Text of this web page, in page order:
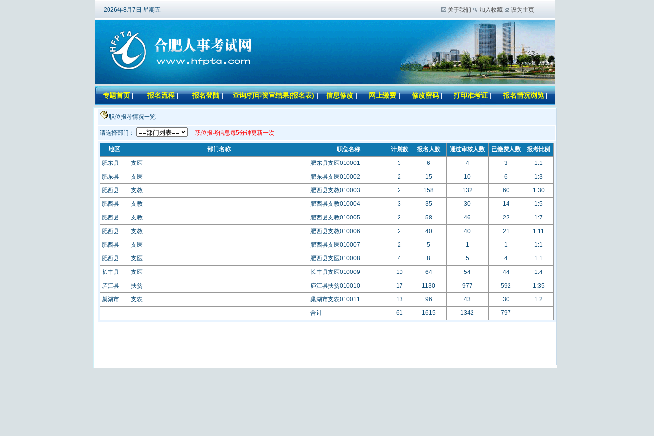
2026年8月7日 星期五 关于我们 加入收藏 设为主页
专题首页 | 报名流程| 报名登陆 | 查询/打印资审结果(报名表)| 信息修改| 网上缴费| 修改密码| 打印准考证 | 报名情况浏览|
职位报考情况一览
请选择部门： 职位报考信息每5分钟更新一次
地区 部门名称 职位名称 计划数 报名人数 通过审核人数 已缴费人数
报考比例
肥东县
支医 肥东县支医010001 3 6 4 3
1:1
肥东县
支医 肥东县支医010002 2 15 10 6
1:3
肥西县
支教 肥西县支教010003 2 158 132 60
1:30
肥西县
支教 肥西县支教010004 3 35 30 14
1:5
肥西县
支教 肥西县支教010005 3 58 46 22
1:7
肥西县
支教 肥西县支教010006 2 40 40 21
1:11
肥西县
支医 肥西县支医010007 2 5 1 1
1:1
肥西县
支医 肥西县支医010008 4 8 5 4
1:1
长丰县
支医 长丰县支医010009 10 64 54 44
1:4
庐江县
扶贫 庐江县扶贫010010 17 1130 977 592
1:35
巢湖市
支农 巢湖市支农010011 13 96 43 30
1:2
合计
61 1615 1342 797